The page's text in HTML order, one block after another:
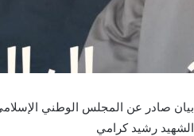
بيان صادر عن المجلس الوطني
الشهيد رشيد كرامي